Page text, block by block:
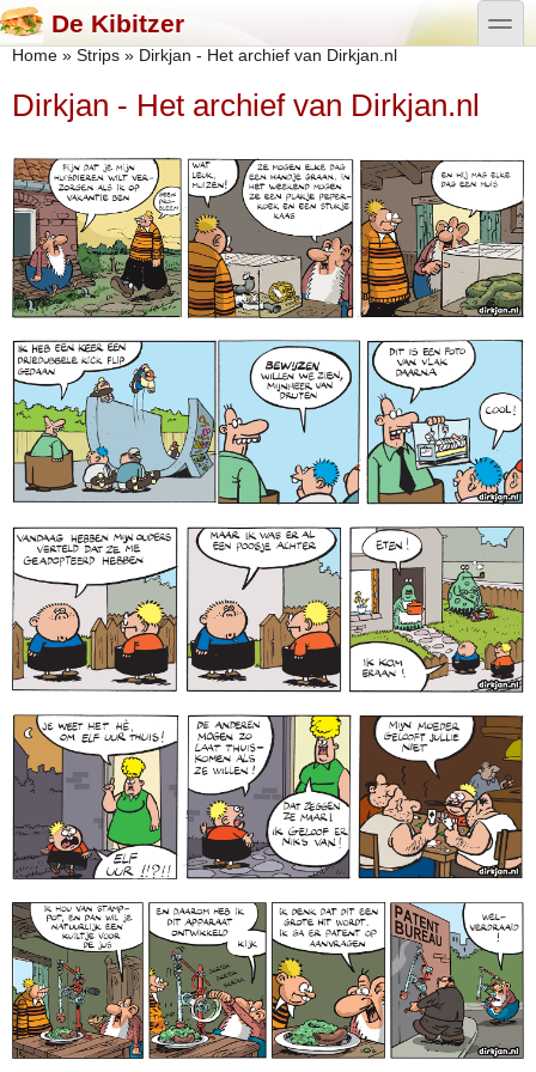
Overslaan en naar de algemene inhoud gaan
Skip to search
De Kibitzer
toggle
U bent hier
Home » Strips » Dirkjan - Het archief van Dirkjan.nl
Dirkjan - Het archief van Dirkjan.nl